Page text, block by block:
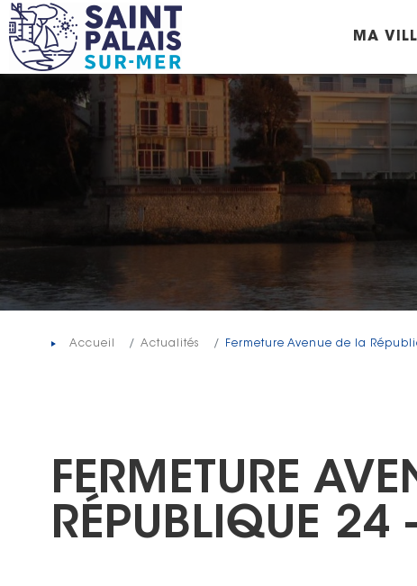
Panneau de gestion des cookies
MA
Accueil Actualités Fermeture Avenue de la
FERMETURE
RÉPUBLIQUE 24